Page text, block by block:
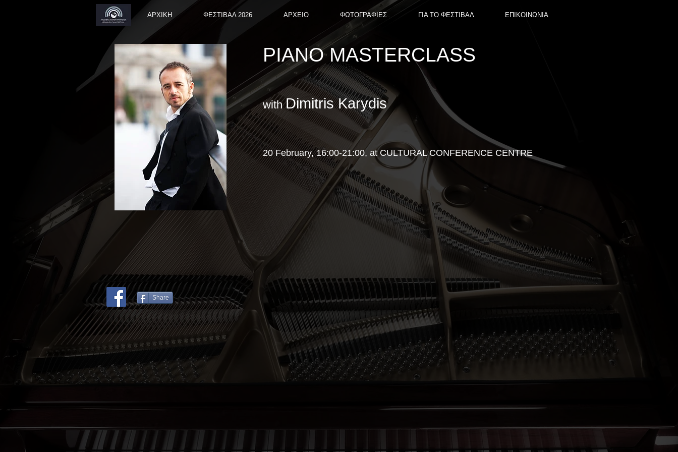
ΑΡΧΙΚΗ ΦΕΣΤΙΒΑΛ 2026 ΑΡΧΕΙΟ ΦΩΤΟΓΡΑΦΙΕΣ ΓΙΑ ΤΟ ΦΕΣΤΙΒΑΛ ΕΠΙΚΟΙΝΩΝΙΑ
PIANO MASTERCLASS
withDimitris Karydis
20 February, 16:00-21:00, at CULTURAL CONFERENCE CENTRE
Share